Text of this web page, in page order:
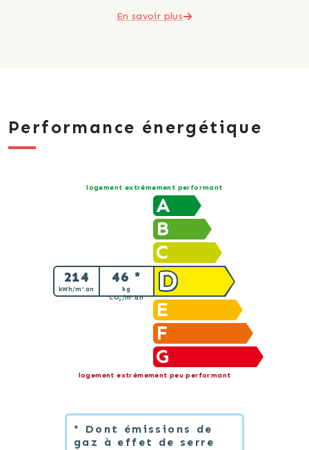
En savoir plus
Performance énergétique
logement extrêmement performant
A
B
C
D
214
kWh/m².an
46 *
kg
CO2/m².an
E
F
G
logement extrêmement peu performant
* Dont émissions de
gaz à effet de serre